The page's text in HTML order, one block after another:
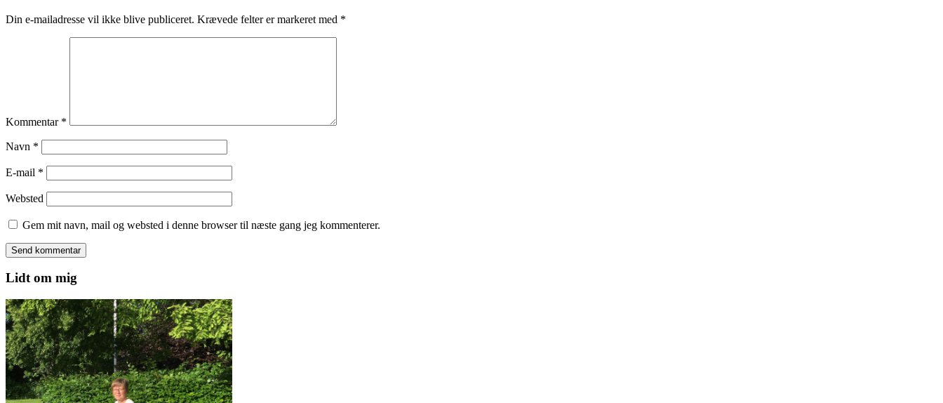
Din e-mailadresse vil ikke blive publiceret. Krævede felter er markeret med *
Kommentar *
Navn *
E-mail *
Websted
Gem mit navn, mail og websted i denne browser til næste gang jeg kommenterer.
Lidt om mig